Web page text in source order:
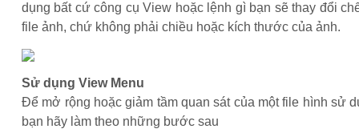
dụng bất cứ công cụ View hoặc lệnh gì bạn sẽ thay đổi
file ảnh, chứ không phải chiều hoặc kích thước của ảnh.
Sử dụng View Menu
Để mở rộng hoặc giảm tầm quan sát của một file hình sử
bạn hãy làm theo những bước sau